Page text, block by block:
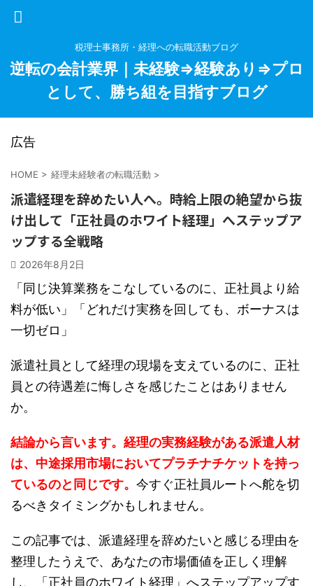
税理士事務所・経理への転職活動ブログ
逆転の会計業界｜未経験⇒経験あり⇒プロ
として、勝ち組を目指すブログ
広告
HOME > 経理未経験者の転職活動 >
派遣経理を辞めたい人へ。時給上限の絶望から抜
け出して「正社員のホワイト経理」へステップア
ップする全戦略
2026年8月2日
「同じ決算業務をこなしているのに、正社員より給
料が低い」「どれだけ実務を回しても、ボーナスは
一切ゼロ」
派遣社員として経理の現場を支えているのに、正社
員との待遇差に悔しさを感じたことはありません
か。
結論から言います。経理の実務経験がある派遣人材
は、中途採用市場においてプラチナチケットを持っ
ているのと同じです。 今すぐ正社員ルートへ舵を切
るべきタイミングかもしれません。
この記事では、派遣経理を辞めたいと感じる理由を
整理したうえで、あなたの市場価値を正しく理解
し、「正社員のホワイト経理」へステップアップす